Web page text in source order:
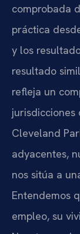
comprobada
práctica
y los
resultado
refleja un
jurisdicciones
Cleveland
adyacentes,
nos sitúa a
Entendemos
empleo, su